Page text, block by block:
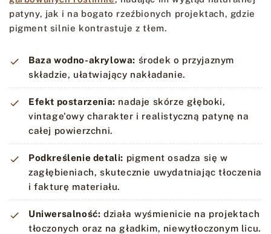
patyny, jak i na bogato rzeźbionych projektach, gdzie
pigment silnie kontrastuje z tłem.
Baza wodno-akrylowa: środek o przyjaznym
składzie, ułatwiający nakładanie.
Efekt postarzenia: nadaje skórze głęboki,
vintage'owy charakter i realistyczną patynę na
całej powierzchni.
Podkreślenie detali: pigment osadza się w
zagłębieniach, skutecznie uwydatniając tłoczenia
i fakturę materiału.
Uniwersalność: działa wyśmienicie na projektach
tłoczonych oraz na gładkim, niewytłoczonym licu.